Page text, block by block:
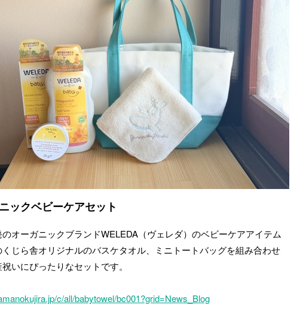
ックベビーケアセット
オーガニックブランドWELEDA（ヴェレダ）のベビーケアアイテム
じら舎オリジナルのバスケタオル、ミニトートバッグを組み合わせ
いにぴったりなセットです。
c/all/babytowel/bc001?grid=News_Blog